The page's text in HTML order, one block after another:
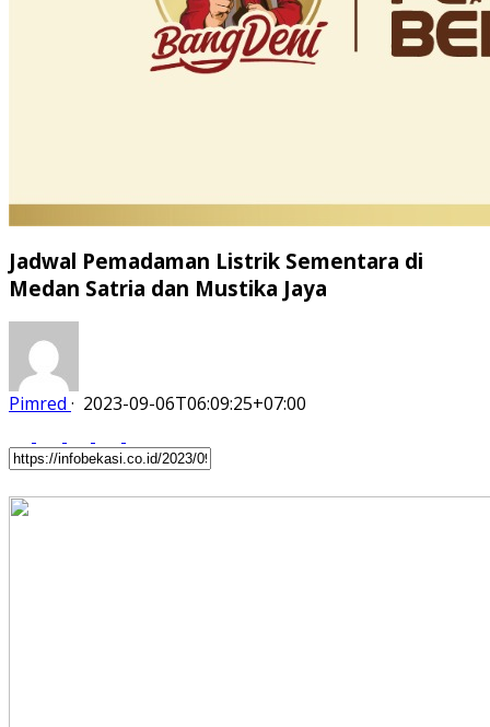
Jadwal Pemadaman Listrik Sementara di
Medan Satria dan Mustika Jaya
Pimred · 2023-09-06T06:09:25+07:00